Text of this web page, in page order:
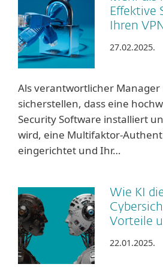
Effektive
Ihren
27.02.2025.
Als verantwortlicher Manager
sicherstellen, dass eine
Security Software installiert
wird, eine Multifaktor-
eingerichtet und Ihr…
Wie KI
Vorteile
22.01.2025.